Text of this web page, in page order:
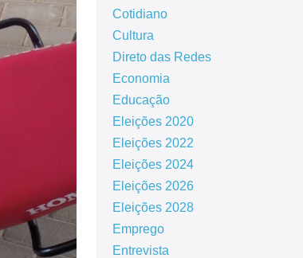
Cotidiano
Cultura
Direto das Redes
Economia
Educação
Eleições 2020
Eleições 2022
Eleições 2024
Eleições 2026
Eleições 2028
Emprego
Entrevista